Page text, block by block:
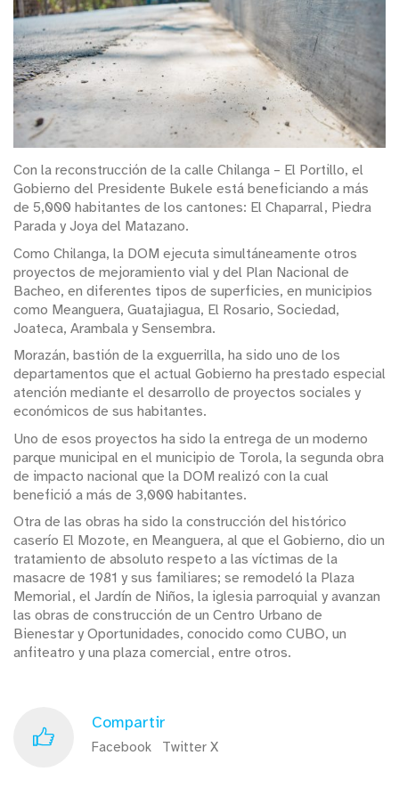
Con la reconstrucción de la calle Chilanga – El Portillo, el
Gobierno del Presidente Bukele está beneficiando a más
de 5,000 habitantes de los cantones: El Chaparral, Piedra
Parada y Joya del Matazano.
Como Chilanga, la DOM ejecuta simultáneamente otros
proyectos de mejoramiento vial y del Plan Nacional de
Bacheo, en diferentes tipos de superficies, en municipios
como Meanguera, Guatajiagua, El Rosario, Sociedad,
Joateca, Arambala y Sensembra.
Morazán, bastión de la exguerrilla, ha sido uno de los
departamentos que el actual Gobierno ha prestado especial
atención mediante el desarrollo de proyectos sociales y
económicos de sus habitantes.
Uno de esos proyectos ha sido la entrega de un moderno
parque municipal en el municipio de Torola, la segunda obra
de impacto nacional que la DOM realizó con la cual
benefició a más de 3,000 habitantes.
Otra de las obras ha sido la construcción del histórico
caserío El Mozote, en Meanguera, al que el Gobierno, dio un
tratamiento de absoluto respeto a las víctimas de la
masacre de 1981 y sus familiares; se remodeló la Plaza
Memorial, el Jardín de Niños, la iglesia parroquial y avanzan
las obras de construcción de un Centro Urbano de
Bienestar y Oportunidades, conocido como CUBO, un
anfiteatro y una plaza comercial, entre otros.
Compartir
Facebook Twitter X